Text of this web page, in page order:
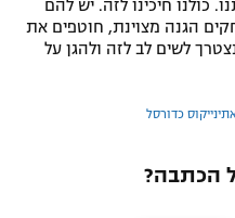
כולנו חיכינו לזה. יש להם
הגנה מצוינת, חוטפים את
לשים לב לזה ולהגן על
כדורסל
הכתבה?